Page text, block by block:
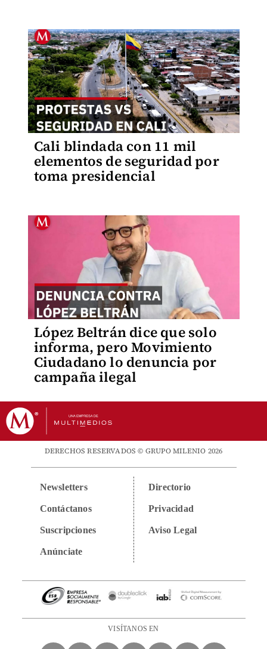
Cali blindada con 11 mil
elementos de seguridad por
toma presidencial
López Beltrán dice que solo
informa, pero Movimiento
Ciudadano lo denuncia por
campaña ilegal
DERECHOS RESERVADOS © GRUPO MILENIO 2026
Newsletters
Contáctanos
Suscripciones
Anúnciate
Directorio
Privacidad
Aviso Legal
VISÍTANOS EN